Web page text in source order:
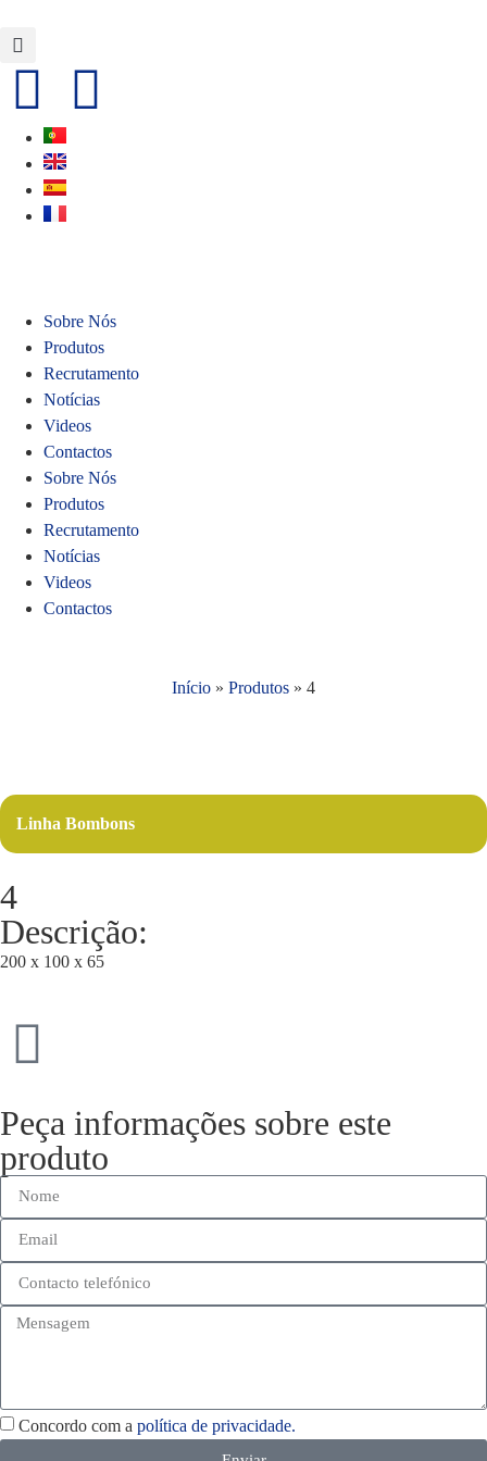
Sobre Nós
Produtos
Recrutamento
Notícias
Videos
Contactos
Sobre Nós
Produtos
Recrutamento
Notícias
Videos
Contactos
Início » Produtos » 4
Linha Bombons
4
Descrição:
200 x 100 x 65
Peça informações sobre este
produto
Concordo com a política de privacidade.